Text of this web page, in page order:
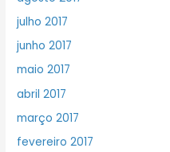
julho 2017
junho 2017
maio 2017
abril 2017
março 2017
fevereiro 2017